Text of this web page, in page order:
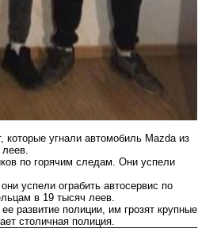
угнали автомобиль Mazda из
по горячим следам. Они успели
успели ограбить автосервис по
в 19 тысяч леев.
развитие полиции, им грозят крупные
столичная полиция.